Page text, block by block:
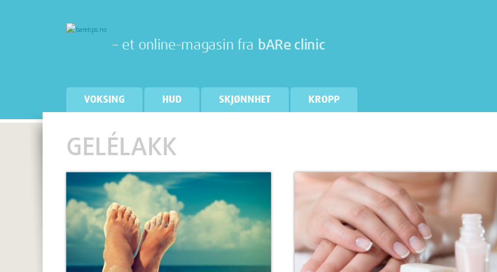
– et online-magasin fra bARe clinic
VOKSING HUD SKJØNNHET KROPP
GELÉLAKK